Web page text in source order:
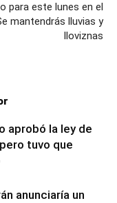
para este lunes en el
mantendrás lluvias y
lloviznas
aprobó la ley de
tuvo que
anunciaría un